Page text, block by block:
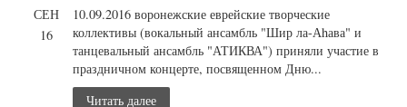
СЕН
16
10.09.2016 воронежские еврейские творческие
коллективы (вокальный ансамбль "Шир ла-Аhава" и
танцевальный ансамбль "АТИКВА") приняли участие в
праздничном концерте, посвященном Дню...
Читать далее